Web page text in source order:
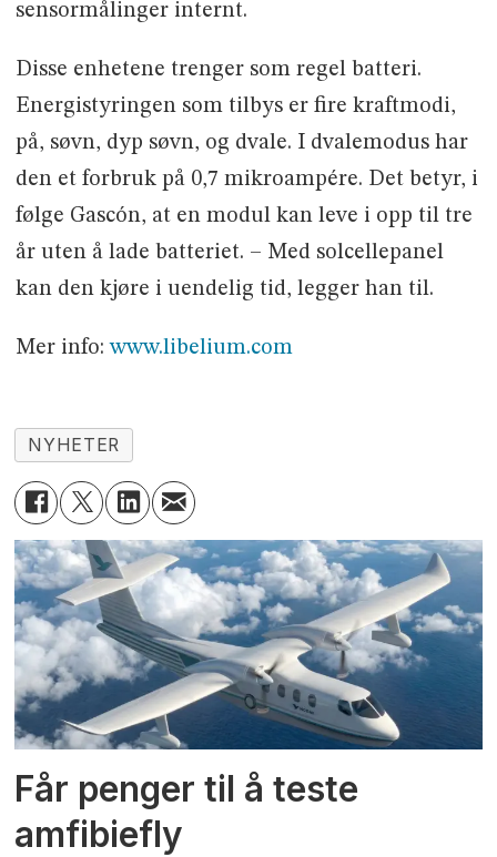
sensormålinger internt.
Disse enhetene trenger som regel batteri.
Energistyringen som tilbys er fire kraftmodi,
på, søvn, dyp søvn, og dvale. I dvalemodus har
den et forbruk på 0,7 mikroampére. Det betyr, i
følge Gascón, at en modul kan leve i opp til tre
år uten å lade batteriet. – Med solcellepanel
kan den kjøre i uendelig tid, legger han til.
Mer info:www.libelium.com
NYHETER
Får penger til å teste
amfibiefly